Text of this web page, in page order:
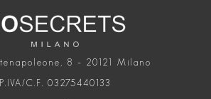
8 – 20121 Milano
P.IVA/C.F. 03275440133